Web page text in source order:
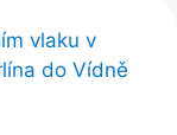
vlaku v
do Vídně